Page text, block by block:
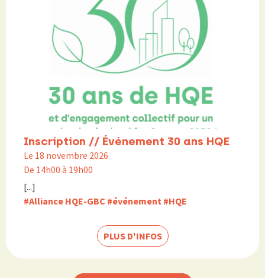
Inscription // Événement 30 ans HQE
Le 18 novembre 2026
De 14h00 à 19h00
[...]
#Alliance HQE-GBC #événement #HQE
PLUS D'INFOS